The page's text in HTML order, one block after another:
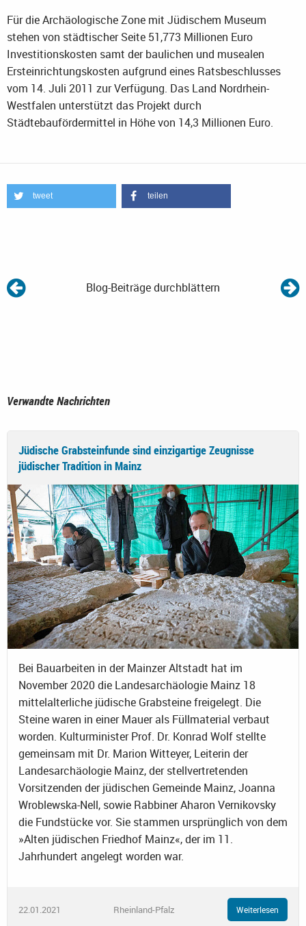
Für die Archäologische Zone mit Jüdischem Museum
stehen von städtischer Seite 51,773 Millionen Euro
Investitionskosten samt der baulichen und musealen
Ersteinrichtungskosten aufgrund eines Ratsbeschlusses
vom 14. Juli 2011 zur Verfügung. Das Land Nordrhein-
Westfalen unterstützt das Projekt durch
Städtebaufördermittel in Höhe von 14,3 Millionen Euro.
tweet teilen
Blog-Beiträge durchblättern
Verwandte Nachrichten
Jüdische Grabsteinfunde sind einzigartige Zeugnisse
jüdischer Tradition in Mainz
Bei Bauarbeiten in der Mainzer Altstadt hat im
November 2020 die Landesarchäologie Mainz 18
mittelalterliche jüdische Grabsteine freigelegt. Die
Steine waren in einer Mauer als Füllmaterial verbaut
worden. Kulturminister Prof. Dr. Konrad Wolf stellte
gemeinsam mit Dr. Marion Witteyer, Leiterin der
Landesarchäologie Mainz, der stellvertretenden
Vorsitzenden der jüdischen Gemeinde Mainz, Joanna
Wroblewska-Nell, sowie Rabbiner Aharon Vernikovsky
die Fundstücke vor. Sie stammen ursprünglich von dem
»Alten jüdischen Friedhof Mainz«, der im 11.
Jahrhundert angelegt worden war.
22.01.2021 Rheinland-Pfalz Weiterlesen